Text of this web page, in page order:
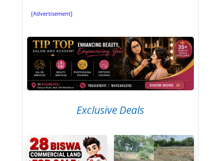
[Advertisement]
Exclusive Deals